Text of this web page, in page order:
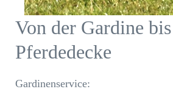
Von der Gardine
Pferdedecke
Gardinenservice: